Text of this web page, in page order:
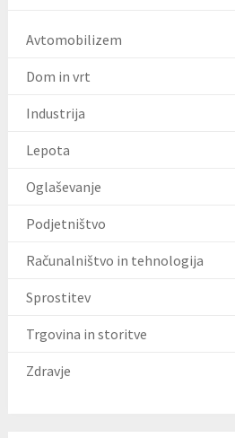
Avtomobilizem
Dom in vrt
Industrija
Lepota
Oglaševanje
Podjetništvo
Računalništvo in tehnologija
Sprostitev
Trgovina in storitve
Zdravje